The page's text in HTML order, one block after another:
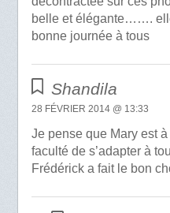
belle et élégante…….
bonne journée à tous
Shandila
28 FÉVRIER 2014 @ 13:33
Je pense que Mary est à
faculté de s’adapter à
Frédérick a fait le bon